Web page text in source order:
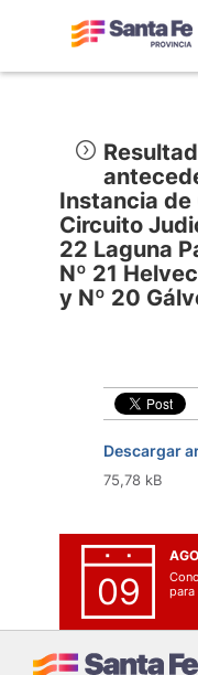
Instancia
Circuito
22 Laguna
Nº 21
y Nº 20
Descargar
75,78 kB
09